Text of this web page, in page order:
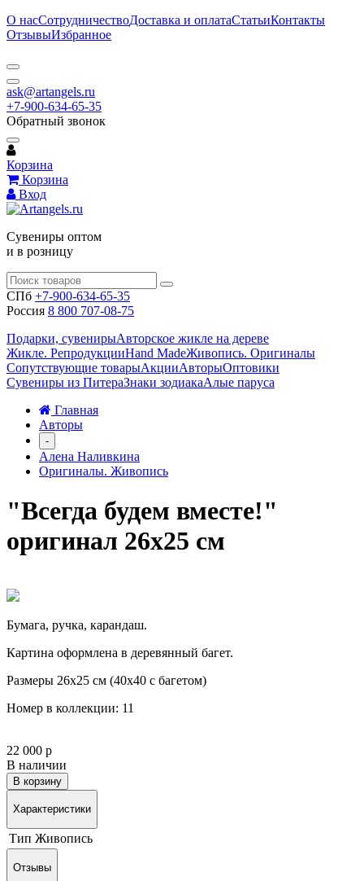
О насСотрудничествоДоставка и оплатаСтатьиКонтакты
ОтзывыИзбранное
ask@artangels.ru
+7-900-634-65-35
Обратный звонок
Корзина
Корзина
Вход
Сувениры оптом
и в розницу
СПб +7-900-634-65-35
Россия 8 800 707-08-75
Подарки, сувенирыАвторское жикле на дереве
Жикле. РепродукцииHand MadeЖивопись. Оригиналы
Сопутствующие товарыАкцииАвторыОптовики
Сувениры из ПитераЗнаки зодиакаАлые паруса
Главная
Авторы
-
Алена Наливкина
Оригиналы. Живопись
"Всегда будем вместе!"
оригинал 26х25 см
Бумага, ручка, карандаш.
Картина оформлена в деревянный багет.
Размеры 26х25 см (40х40 с багетом)
Номер в коллекции: 11
22 000 р
В наличии
В корзину
Характеристики
Тип Живопись
Отзывы